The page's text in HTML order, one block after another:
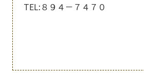
TEL:８９４－７４７０